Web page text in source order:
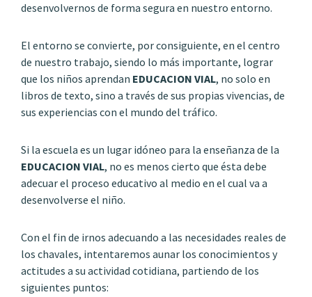
desenvolvernos de forma segura en nuestro entorno.
El entorno se convierte, por consiguiente, en el centro
de nuestro trabajo, siendo lo más importante, lograr
que los niños aprendan EDUCACION VIAL, no solo en
libros de texto, sino a través de sus propias vivencias, de
sus experiencias con el mundo del tráfico.
Si la escuela es un lugar idóneo para la enseñanza de la
EDUCACION VIAL, no es menos cierto que ésta debe
adecuar el proceso educativo al medio en el cual va a
desenvolverse el niño.
Con el fin de irnos adecuando a las necesidades reales de
los chavales, intentaremos aunar los conocimientos y
actitudes a su actividad cotidiana, partiendo de los
siguientes puntos: